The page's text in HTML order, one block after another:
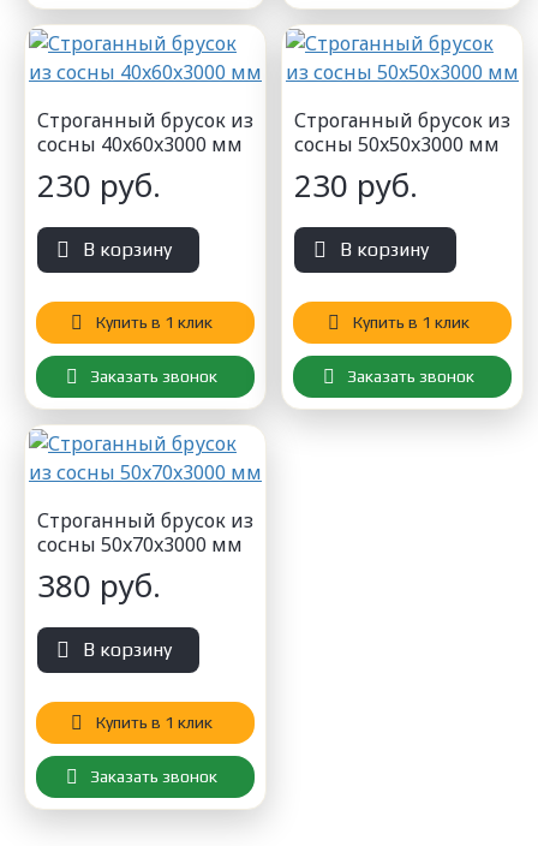
Строганный брусок из
сосны 40x60x3000 мм
230 руб.
В корзину
Купить в 1 клик
Заказать звонок
Строганный брусок из
сосны 50x50x3000 мм
230 руб.
В корзину
Купить в 1 клик
Заказать звонок
Строганный брусок из
сосны 50x70x3000 мм
380 руб.
В корзину
Купить в 1 клик
Заказать звонок